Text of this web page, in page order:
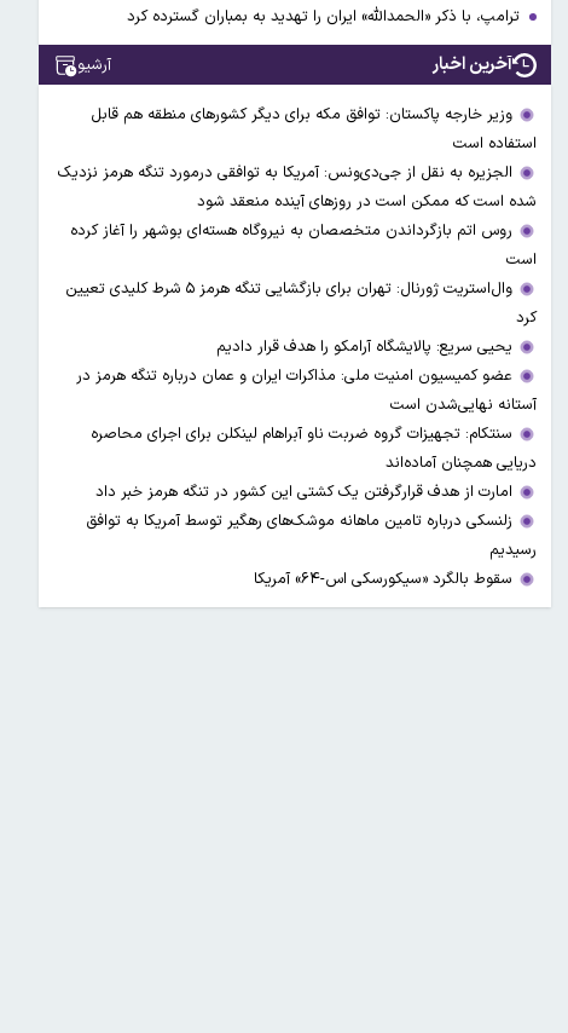
ترامپ، با ذکر «الحمدالله» ایران را تهدید به بمباران گسترده کرد
آخرین اخبار آرشیو
وزیر خارجه پاکستان: توافق مکه برای دیگر کشورهای منطقه هم قابل
استفاده است
الجزیره به نقل از جی‌دی‌ونس: آمریکا به توافقی درمورد تنگه هرمز نزدیک
شده است که ممکن است در روزهای آینده منعقد شود
روس اتم بازگرداندن متخصصان به نیروگاه هسته‌ای بوشهر را آغاز کرده
است
وال‌استریت ژورنال: تهران برای بازگشایی تنگه هرمز ۵ شرط کلیدی تعیین
کرد
یحیی سریع: پالایشگاه آرامکو را هدف قرار دادیم
عضو کمیسیون امنیت ملی: مذاکرات ایران و عمان درباره تنگه هرمز در
آستانه نهایی‌شدن است
سنتکام: تجهیزات گروه ضربت ناو آبراهام لینکلن برای اجرای محاصره
دریایی همچنان آماده‌اند
امارت از هدف قرارگرفتن یک کشتی این کشور در تنگه هرمز خبر داد
زلنسکی درباره تامین ماهانه موشک‌های رهگیر توسط آمریکا به توافق
رسیدیم
سقوط بالگرد «سیکورسکی اس-۶۴» آمریکا